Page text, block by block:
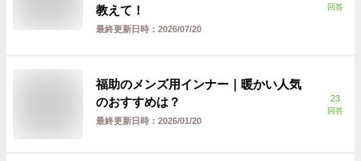
教えて！
最終更新日時： 2026/07/20
回答
福助のメンズ用インナー｜暖かい人気
のおすすめは？
最終更新日時： 2026/01/20
23
回答